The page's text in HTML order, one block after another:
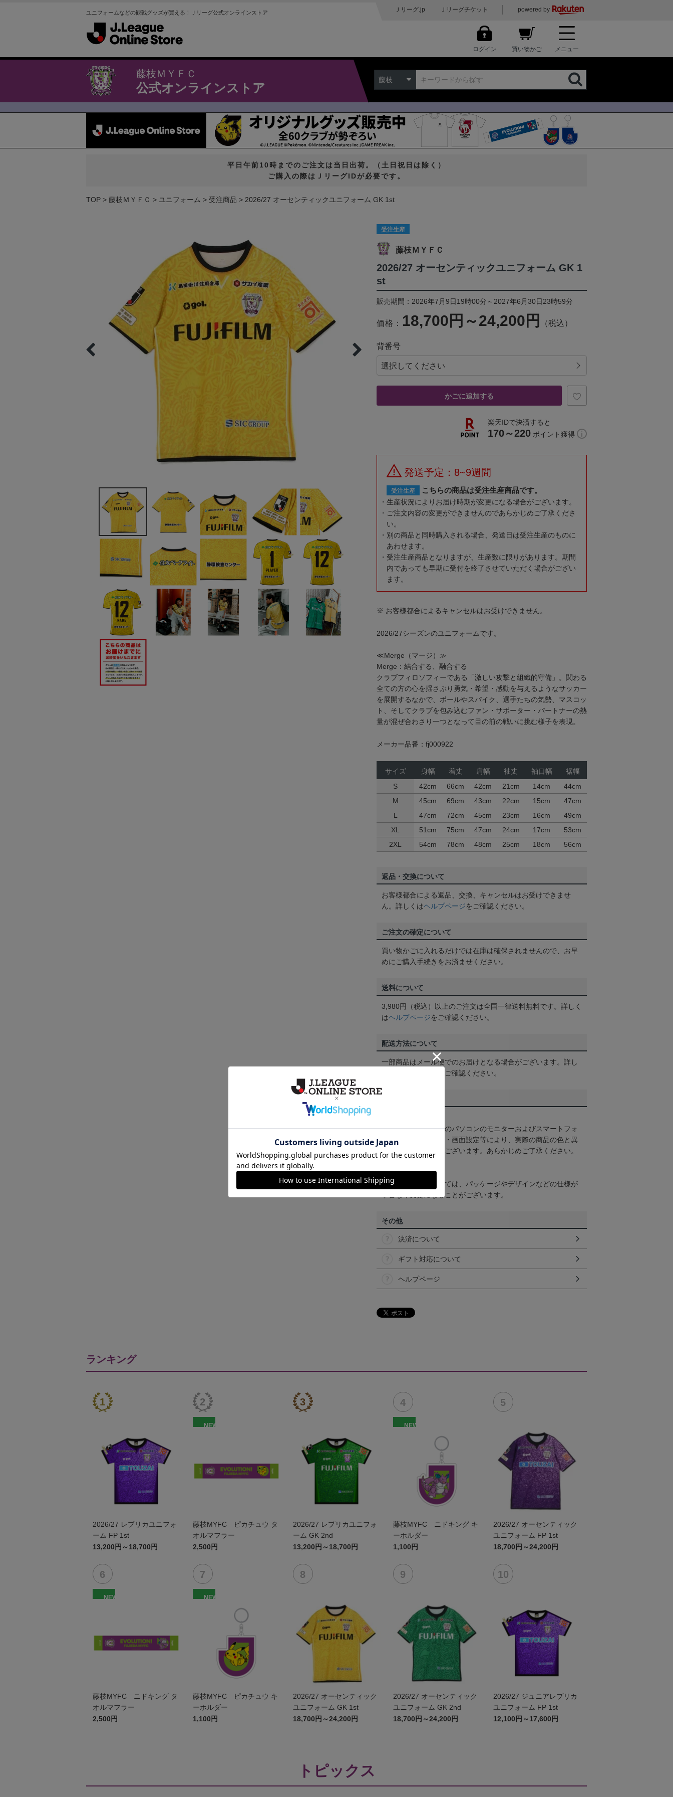
ユニフォームなどの観戦グッズが買える！Ｊリーグ公式オンラインストア Ｊリーグ.jp Ｊリーグチケット powered by
ログイン 買い物かご メニュー
藤枝ＭＹＦＣ
公式オンラインストア
藤枝
平日午前10時までのご注文は当日出荷。（土日祝日は除く）
ご購入の際はＪリーグIDが必要です。
TOP 藤枝ＭＹＦＣ ユニフォーム 受注商品 2026/27 オーセンティックユニフォーム GK 1st
受注生産
藤枝ＭＹＦＣ
2026/27 オーセンティックユニフォーム GK 1
st
販売期間：2026年7月9日19時00分～2027年6月30日23時59分
価格： 18,700円～24,200円 （税込）
背番号
かごに追加する
楽天IDで決済すると
170～220 ポイント獲得
発送予定：8~9週間
受注生産 こちらの商品は受注生産商品です。
生産状況によりお届け時期が変更になる場合がございます。
ご注文内容の変更ができませんのであらかじめご了承くださ
い。
別の商品と同時購入される場合、発送日は受注生産のものに
あわせます。
受注生産商品となりますが、生産数に限りがあります。期間
内であっても早期に受付を終了させていただく場合がござい
ます。
※ お客様都合によるキャンセルはお受けできません。
2026/27シーズンのユニフォームです。
≪Merge（マージ）≫
Merge：結合する、融合する
クラブフィロソフィーである「激しい攻撃と組織的守備」。関わる
全ての方の心を揺さぶり勇気・希望・感動を与えるようなサッカー
を展開するなかで、ボールやスパイク、選手たちの気勢、マスコッ
ト、そしてクラブを包み込むファン・サポーター・パートナーの熱
量が混ぜ合わさり一つとなって目の前の戦いに挑む様子を表現。
メーカー品番：fj000922
サイズ 身幅 着丈 肩幅 袖丈 袖口幅
裾幅
S
42cm 66cm 42cm 21cm 14cm
44cm
M
45cm 69cm 43cm 22cm 15cm
47cm
L
47cm 72cm 45cm 23cm 16cm
49cm
XL
51cm 75cm 47cm 24cm 17cm
53cm
2XL
54cm 78cm 48cm 25cm 18cm 56cm
返品・交換について
お客様都合による返品、交換、キャンセルはお受けできませ
ん。詳しくはヘルプページをご確認ください。
ご注文の確定について
買い物かごに入れるだけでは在庫は確保されませんので、お早
めにご購入手続きをお済ませください。
送料について
3,980円（税込）以上のご注文は全国一律送料無料です。詳しく
はヘルプページをご確認ください。
配送方法について
一部商品はメール便でのお届けとなる場合がございます。詳し
をご確認ください。
商品画像は、お使いのパソコンのモニターおよびスマートフォ
ンのメーカー・機種・画面設定等により、実際の商品の色と異
なって見える場合がございます。あらかじめご了承ください。
【仕様について】
取り扱い商品によっては、パッケージやデザインなどの仕様が
予告なく変更になることがございます。
その他
決済について
ギフト対応について
ヘルプページ
ランキング
2026/27 レプリカユニフォ
ーム FP 1st
13,200円～18,700円
NEW
藤枝MYFC ピカチュウ タ
オルマフラー
2,500円
2026/27 レプリカユニフォ
ーム GK 2nd
13,200円～18,700円
NEW
藤枝MYFC ニドキング キ
ーホルダー
1,100円
2026/27 オーセンティック
ユニフォーム FP 1st
18,700円～24,200円
NEW
藤枝MYFC ニドキング タ
オルマフラー
2,500円
NEW
藤枝MYFC ピカチュウ キ
ーホルダー
1,100円
2026/27 オーセンティック
ユニフォーム GK 1st
18,700円～24,200円
2026/27 オーセンティック
ユニフォーム GK 2nd
18,700円～24,200円
2026/27 ジュニアレプリカ
ユニフォーム FP 1st
12,100円～17,600円
トピックス